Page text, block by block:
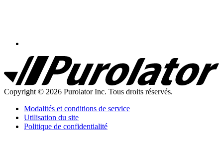
Purolator
Homepage
Copyright © 2026 Purolator Inc. Tous droits réservés.
Modalités et conditions de service
Utilisation du site
Politique de confidentialité